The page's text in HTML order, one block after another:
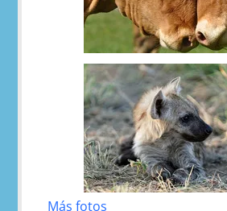
Más fotos